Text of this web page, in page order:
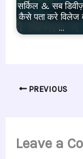
सर्किल & सब
कैसे पता करे विलेज
…
PREVIOUS
Leave a